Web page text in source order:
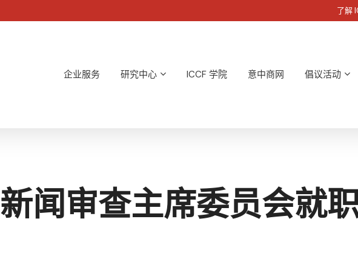
了解
企业服务 研究中心 ICCF 学院 意中商网 倡议活动
新闻审查主席委员会就